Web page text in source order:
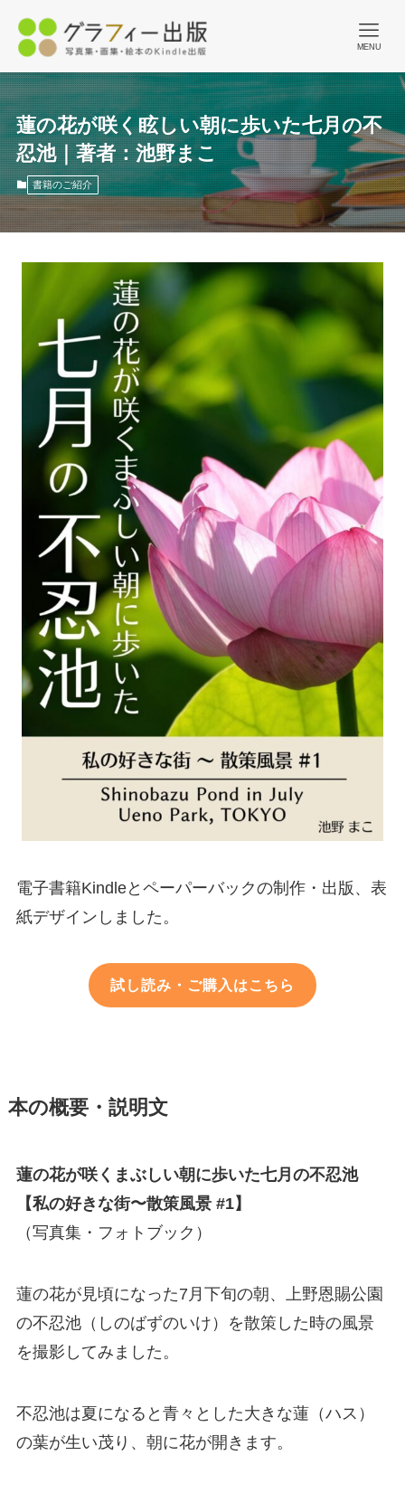
MENU
蓮の花が咲く眩しい朝に歩いた七月の不
忍池｜著者：池野まこ
書籍のご紹介
電子書籍Kindleとペーパーバックの制作・出版、表
紙デザインしました。
試し読み・ご購入はこちら
本の概要・説明文
蓮の花が咲くまぶしい朝に歩いた七月の不忍池
【私の好きな街〜散策風景 #1】
（写真集・フォトブック）
蓮の花が見頃になった7月下旬の朝、上野恩賜公園
の不忍池（しのばずのいけ）を散策した時の風景
を撮影してみました。
不忍池は夏になると青々とした大きな蓮（ハス）
の葉が生い茂り、朝に花が開きます。